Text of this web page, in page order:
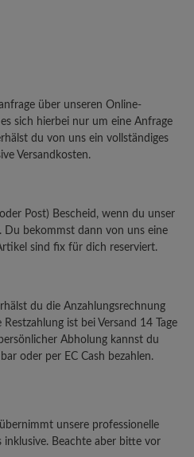
über unseren Online-
sich hierbei nur um eine Anfrage
du von uns ein vollständiges
Versandkosten.
Post) Bescheid, wenn du unser
bekommst dann von uns eine
sind fix für dich reserviert.
du die Anzahlungsrechnung
ist bei Versand 14 Tage
Abholung kannst du
oder per EC Cash bezahlen.
unsere professionelle
Beachte aber bitte vor